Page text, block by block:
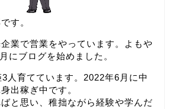
す。
業で営業をやっています。よもや
にブログを始めました。
人育てています。2022年6月に中
出稼ぎ中です。
と思い、稚拙ながら経験や学んだ